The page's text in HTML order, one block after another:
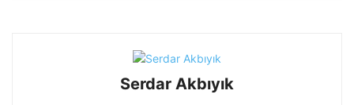
Serdar Akbıyık